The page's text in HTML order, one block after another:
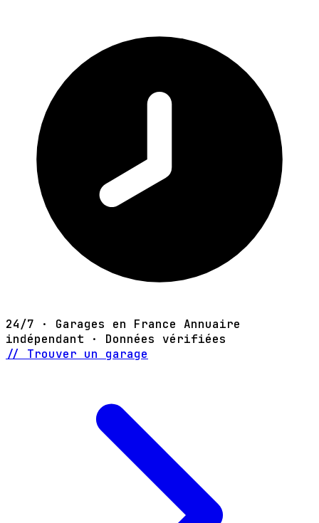
24/7 · Garages en France Annuaire
indépendant · Données vérifiées
// Trouver un garage